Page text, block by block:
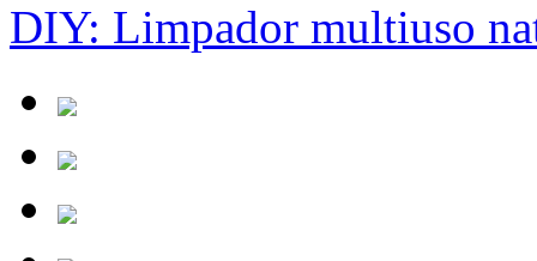
DIY: Limpador multiuso